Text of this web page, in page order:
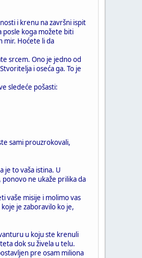
i krenu na završni ispit
posle koga možete biti
mir. Hoćete li da
srcem. Ono je jedno od
i oseća ga. To je
sledeće pošasti:
sami prouzrokovali,
je to vaša istina. U
ne ukaže prilika da
vaše misije i molimo vas
je zaboravilo ko je,
u koju ste krenuli
dok su živela u telu.
pre osam miliona